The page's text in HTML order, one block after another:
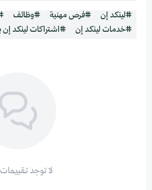
#لينكد إن #فرص مهنية #وظائف
#خدمات لينكد إن
#اشتراكات لينكد إن
لا توجد تقييمات